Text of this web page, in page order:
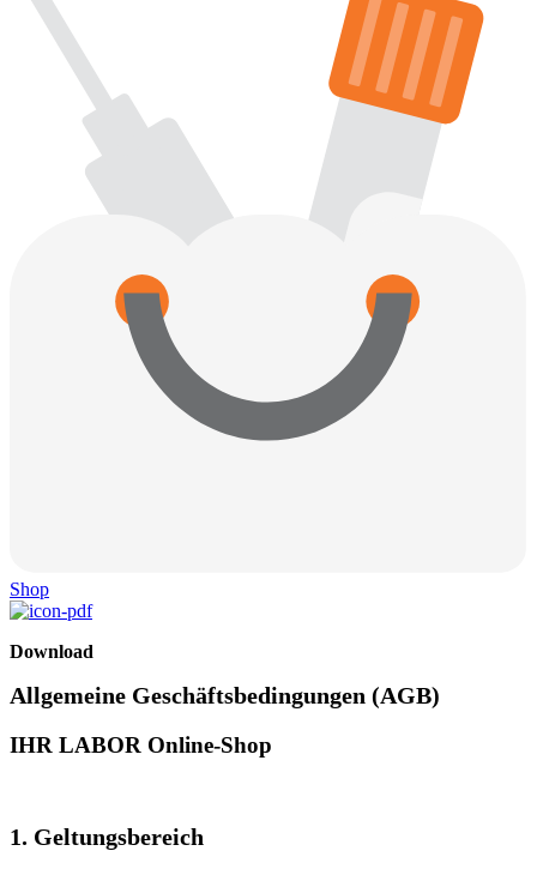
Shop
Download
Allgemeine Geschäftsbedingungen (AGB)
IHR LABOR Online-Shop
1. Geltungsbereich